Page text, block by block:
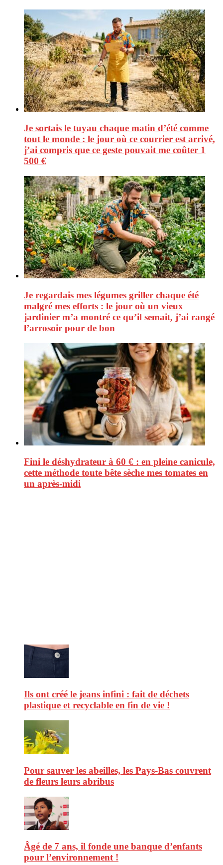
Je sortais le tuyau chaque matin d’été comme
tout le monde : le jour où ce courrier est arrivé,
j’ai compris que ce geste pouvait me coûter 1
500 €
Je regardais mes légumes griller chaque été
malgré mes efforts : le jour où un vieux
jardinier m’a montré ce qu’il semait, j’ai rangé
l’arrosoir pour de bon
Fini le déshydrateur à 60 € : en pleine canicule,
cette méthode toute bête sèche mes tomates en
un après-midi
Ils ont créé le jeans infini : fait de déchets
plastique et recyclable en fin de vie !
Pour sauver les abeilles, les Pays-Bas couvrent
de fleurs leurs abribus
Âgé de 7 ans, il fonde une banque d’enfants
pour l’environnement !